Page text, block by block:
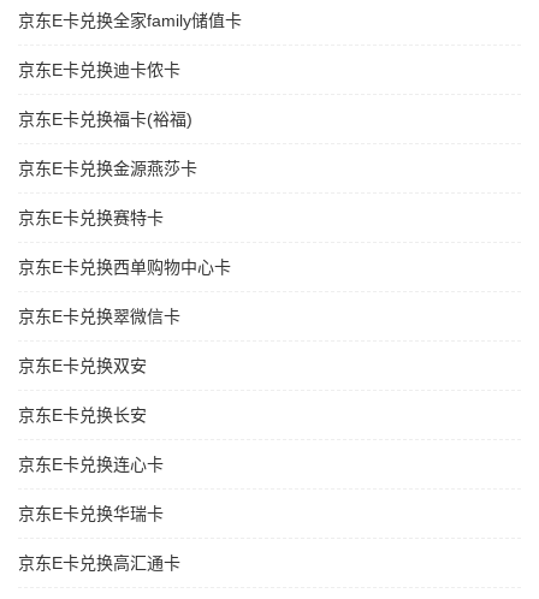
京东E卡兑换全家family储值卡
京东E卡兑换迪卡侬卡
京东E卡兑换福卡(裕福)
京东E卡兑换金源燕莎卡
京东E卡兑换赛特卡
京东E卡兑换西单购物中心卡
京东E卡兑换翠微信卡
京东E卡兑换双安
京东E卡兑换长安
京东E卡兑换连心卡
京东E卡兑换华瑞卡
京东E卡兑换高汇通卡